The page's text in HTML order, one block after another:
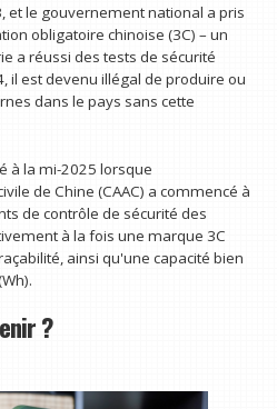
et le gouvernement national a pris
obligatoire chinoise (3C) – un
a réussi des tests de sécurité
il est devenu illégal de produire ou
dans le pays sans cette
à la mi-2025 lorsque
de Chine (CAAC) a commencé à
de contrôle de sécurité des
à la fois une marque 3C
ainsi qu'une capacité bien
?